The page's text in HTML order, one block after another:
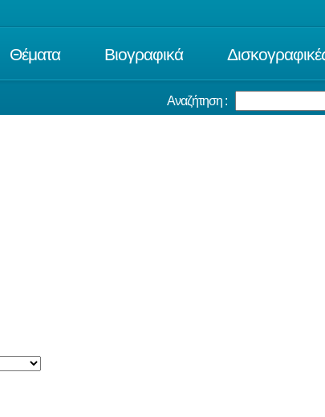
Θέματα Βιογραφικά
Αναζήτηση :